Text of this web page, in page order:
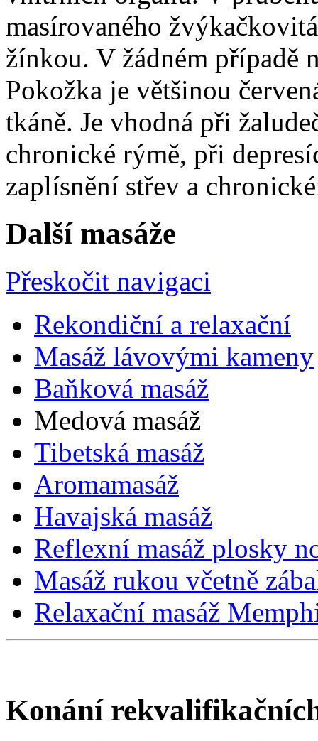
masírovaného
žínkou. V žádném případě
Pokožka je většinou
tkáně. Je vhodná při
chronické rýmě, při
zaplísnění střev a
Další masáže
Přeskočit navigaci
Rekondiční a relaxační
Masáž lávovými kameny
Baňková masáž
Medová masáž
Tibetská masáž
Aromamasáž
Havajská masáž
Reflexní masáž plosky
Masáž rukou včetně
Relaxační masáž
Konání